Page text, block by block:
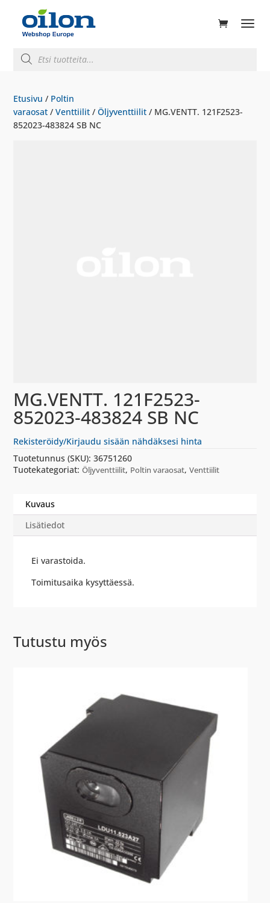
search
Etusivu / Poltin
varaosat /Venttiilit /Öljyventtiilit / MG.VENTT. 121F2523-
852023-483824 SB NC
MG.VENTT. 121F2523-
852023-483824 SB NC
Rekisteröidy/Kirjaudu sisään nähdäksesi hinta
Tuotetunnus (SKU):36751260
Tuotekategoriat:Öljyventtiilit, Poltin varaosat,Venttiilit
Kuvaus
Lisätiedot
Ei varastoida.
Toimitusaika kysyttäessä.
Tutustu myös